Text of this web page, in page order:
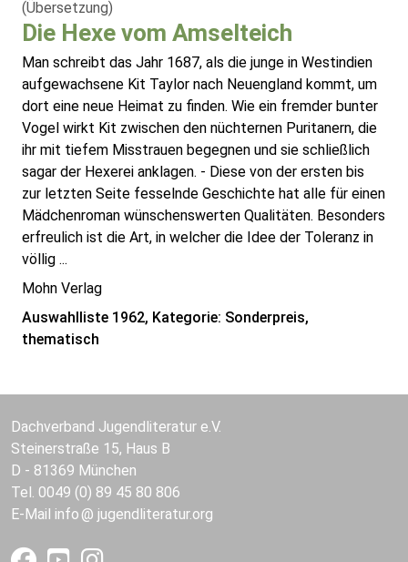
(Übersetzung)
Die Hexe vom Amselteich
Man schreibt das Jahr 1687, als die junge in Westindien
aufgewachsene Kit Taylor nach Neuengland kommt, um
dort eine neue Heimat zu finden. Wie ein fremder bunter
Vogel wirkt Kit zwischen den nüchternen Puritanern, die
ihr mit tiefem Misstrauen begegnen und sie schließlich
sagar der Hexerei anklagen. - Diese von der ersten bis
zur letzten Seite fesselnde Geschichte hat alle für einen
Mädchenroman wünschenswerten Qualitäten. Besonders
erfreulich ist die Art, in welcher die Idee der Toleranz in
völlig ...
Mohn Verlag
Auswahlliste 1962, Kategorie: Sonderpreis,
thematisch
Dachverband Jugendliteratur e.V.
Steinerstraße 15, Haus B
D - 81369 München
Tel. 0049 (0) 89 45 80 806
E-Mail info jugendliteratur.org